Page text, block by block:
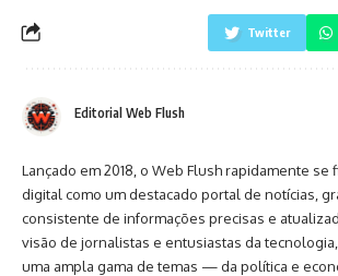
Twitter
Editorial Web Flush
Lançado em 2018, o Web Flush rapidamente se
digital como um destacado portal de notícias,
consistente de informações precisas e
visão de jornalistas e entusiastas da
uma ampla gama de temas — da política e